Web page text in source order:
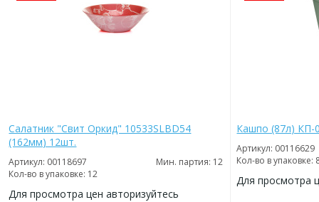
Салатник "Свит Оркид" 10533SLBD54
(162мм) 12шт.
Артикул: 00118697
Мин. партия: 12
Кол-во в упаковке: 12
Для просмотра цен авторизуйтесь
Кашпо (87л) КП-
Артикул: 00116629
Кол-во в упаковке:
Для просмотра